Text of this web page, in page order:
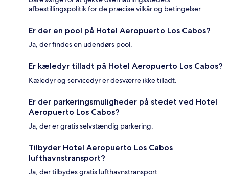
afbestillingspolitik for de præcise vilkår og betingelser.
Er der en pool på Hotel Aeropuerto Los Cabos?
Ja, der findes en udendørs pool.
Er kæledyr tilladt på Hotel Aeropuerto Los Cabos?
Kæledyr og servicedyr er desværre ikke tilladt.
Er der parkeringsmuligheder på stedet ved Hotel
Aeropuerto Los Cabos?
Ja, der er gratis selvstændig parkering.
Tilbyder Hotel Aeropuerto Los Cabos
lufthavnstransport?
Ja, der tilbydes gratis lufthavnstransport.